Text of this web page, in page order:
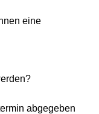
eine
abgegeben